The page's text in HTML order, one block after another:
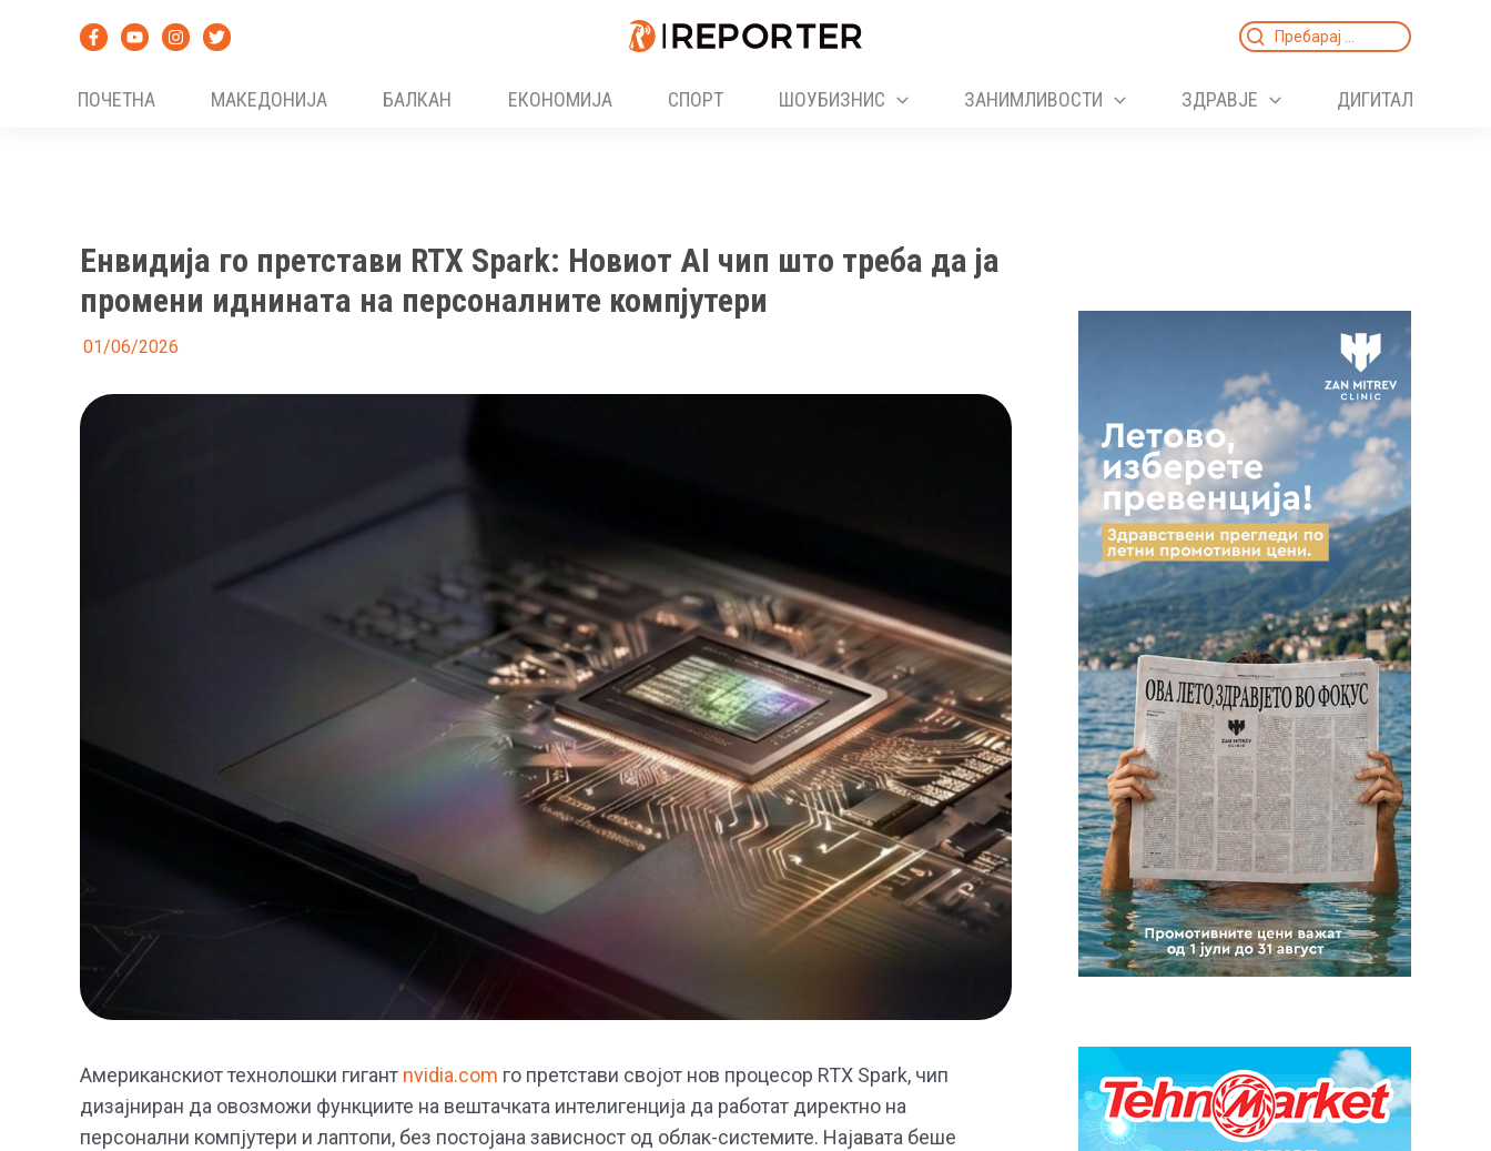
Search
ПОЧЕТНА
МАКЕДОНИЈА БАЛКАН ЕКОНОМИЈА СПОРТ ШОУБИЗНИС ЗАНИМЛИВОСТИ ЗДРАВЈЕ ДИГИТАЛ
Енвидија го претстави RTX Spark: Новиот AI чип што треба да ја
промени иднината на персоналните компјутери
01/06/2026
Американскиот технолошки гигант nvidia.com го претстави својот нов процесор RTX Spark, чип
дизајниран да овозможи функциите на вештачката интелигенција да работат директно на
персонални компјутери и лаптопи, без постојана зависност од облак-системите. Најавата беше